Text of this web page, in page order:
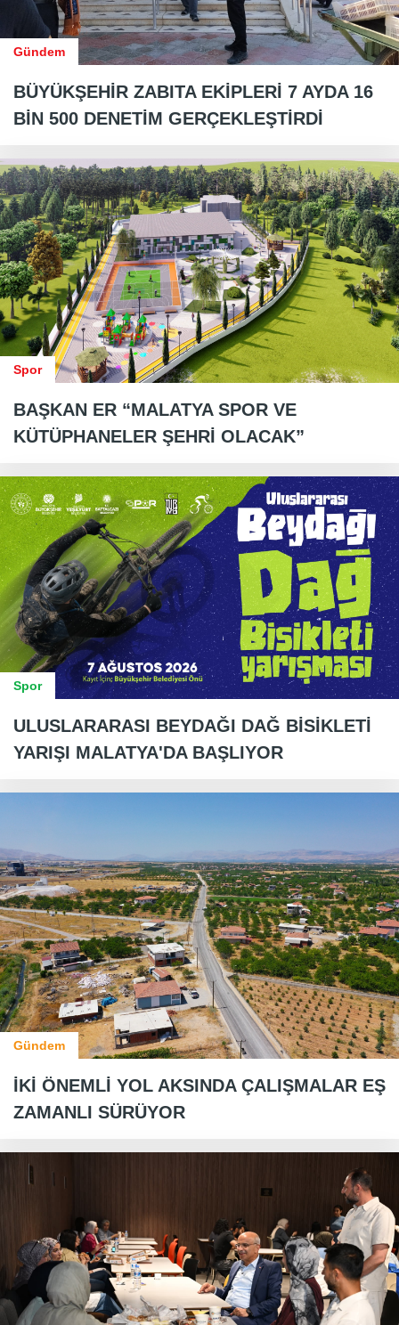
Gündem
BÜYÜKŞEHİR ZABITA EKİPLERİ 7 AYDA 16
BİN 500 DENETİM GERÇEKLEŞTİRDİ
Spor
BAŞKAN ER “MALATYA SPOR VE
KÜTÜPHANELER ŞEHRİ OLACAK”
Spor
ULUSLARARASI BEYDAĞI DAĞ BİSİKLETİ
YARIŞI MALATYA'DA BAŞLIYOR
Gündem
İKİ ÖNEMLİ YOL AKSINDA ÇALIŞMALAR EŞ
ZAMANLI SÜRÜYOR